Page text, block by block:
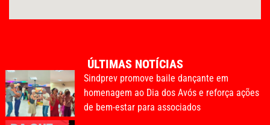
ÚLTIMAS NOTÍCIAS
Sindprev promove baile dançante em
homenagem ao Dia dos Avós e reforça ações
de bem-estar para associados